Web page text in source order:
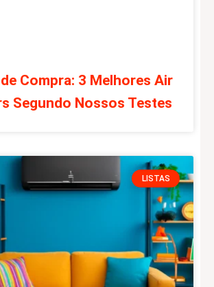
Compra: 3 Melhores Air
Segundo Nossos Testes
LISTAS